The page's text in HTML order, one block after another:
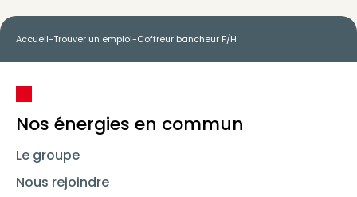
Accueil-Trouver un emploi-Coffreur bancheur F/H
Nos énergies en commun
Le groupe
Nous rejoindre